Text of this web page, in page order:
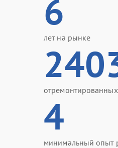
6
лет на рынке
отремонтированных
4
минимальный опыт